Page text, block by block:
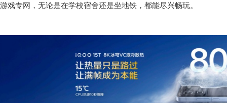
游戏专网，无论是在学校宿舍还是坐地铁，都能尽兴畅玩。